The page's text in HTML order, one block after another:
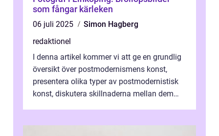
som fångar kärleken
06 juli 2025
Simon Hagberg
redaktionel
I denna artikel kommer vi att ge en grundlig
översikt över postmodernismens konst,
presentera olika typer av postmodernistisk
konst, diskutera skillnaderna mellan dem